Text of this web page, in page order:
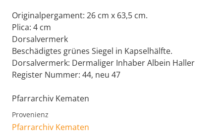
Originalpergament: 26 cm x 63,5 cm.
Plica: 4 cm
Dorsalvermerk
Beschädigtes grünes Siegel in Kapselhälfte.
Dorsalvermerk: Dermaliger Inhaber Albein Haller
Register Nummer: 44, neu 47
Pfarrarchiv Kematen
Provenienz
Pfarrarchiv Kematen